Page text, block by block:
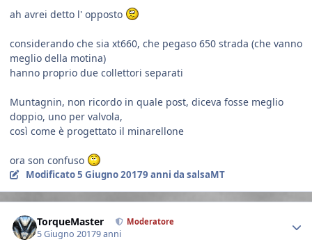
ah avrei detto l' opposto
considerando che sia xt660, che pegaso 650 strada (che vanno
meglio della motina)
hanno proprio due collettori separati
Muntagnin, non ricordo in quale post, diceva fosse meglio
doppio, uno per valvola,
così come è progettato il minarellone
ora son confuso
Modificato5 Giugno 20179 anni da salsaMT
TorqueMaster Moderatore
5 Giugno 20179 anni